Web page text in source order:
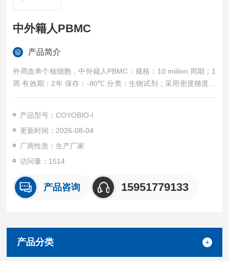
中外籍人PBMC
产品简介
外周血单个核细胞，中外籍人PBMC：规格：10 miilion 周期；1
周 有效期：2年 保存：-80℃ 分类：生物试剂；采用密度梯度离
心法，根据血细胞的密度差异，通过离心使一定密度的细胞按相
分离液液面的细胞，通过洗涤离心就可以获得单个核细胞。
产品型号：COYOBIO-l
更新时间：2026-08-04
厂商性质：生产厂家
访问量：1514
产品咨询 15951779133
产品分类